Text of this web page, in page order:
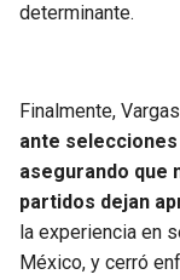
determinante.
Finalmente,
ante
asegurando que
partidos dejan
la experiencia en
México, y cerró